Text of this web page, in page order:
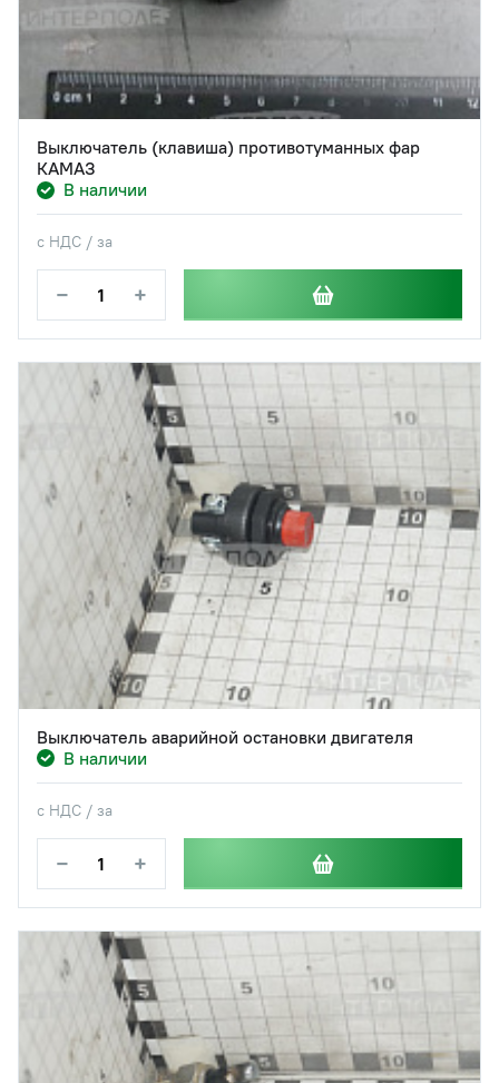
Выключатель (клавиша) противотуманных фар
КАМАЗ
В наличии
с НДС / за
− +
Выключатель аварийной остановки двигателя
В наличии
с НДС / за
− +